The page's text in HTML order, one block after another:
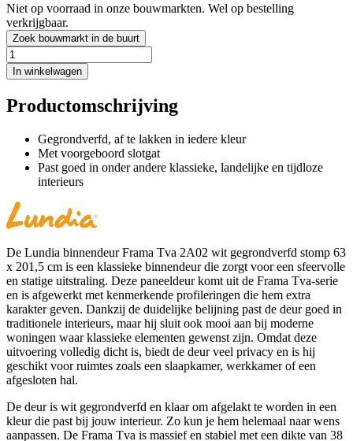
Niet op voorraad in onze bouwmarkten. Wel op bestelling
verkrijgbaar.
Zoek bouwmarkt in de buurt
In winkelwagen
Productomschrijving
Gegrondverfd, af te lakken in iedere kleur
Met voorgeboord slotgat
Past goed in onder andere klassieke, landelijke en tijdloze
interieurs
De Lundia binnendeur Frama Tva 2A02 wit gegrondverfd stomp 63
x 201,5 cm is een klassieke binnendeur die zorgt voor een sfeervolle
en statige uitstraling. Deze paneeldeur komt uit de Frama Tva-serie
en is afgewerkt met kenmerkende profileringen die hem extra
karakter geven. Dankzij de duidelijke belijning past de deur goed in
traditionele interieurs, maar hij sluit ook mooi aan bij moderne
woningen waar klassieke elementen gewenst zijn. Omdat deze
uitvoering volledig dicht is, biedt de deur veel privacy en is hij
geschikt voor ruimtes zoals een slaapkamer, werkkamer of een
afgesloten hal.
De deur is wit gegrondverfd en klaar om afgelakt te worden in een
kleur die past bij jouw interieur. Zo kun je hem helemaal naar wens
aanpassen. De Frama Tva is massief en stabiel met een dikte van 38